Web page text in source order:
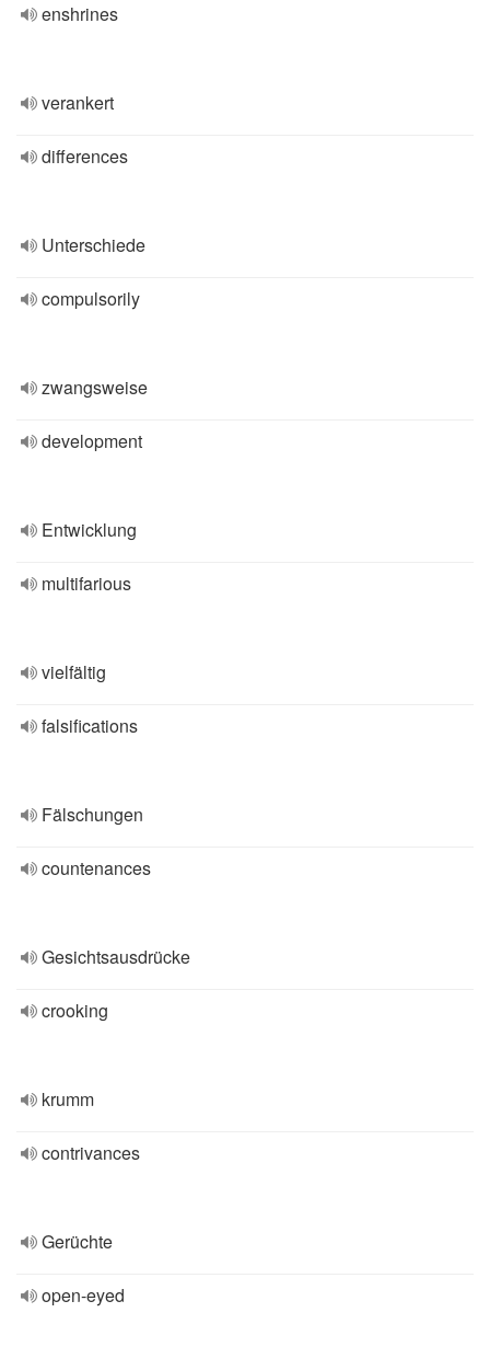
enshrines
verankert
differences
Unterschiede
compulsorily
zwangsweise
development
Entwicklung
multifarious
vielfältig
falsifications
Fälschungen
countenances
Gesichtsausdrücke
crooking
krumm
contrivances
Gerüchte
open-eyed